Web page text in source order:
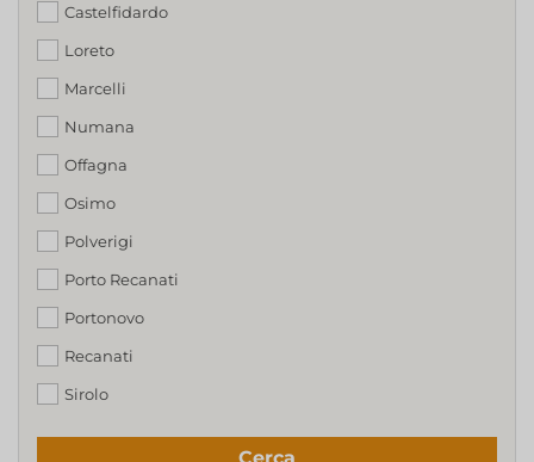
Castelfidardo
Loreto
Marcelli
Numana
Offagna
Osimo
Polverigi
Porto Recanati
Portonovo
Recanati
Sirolo